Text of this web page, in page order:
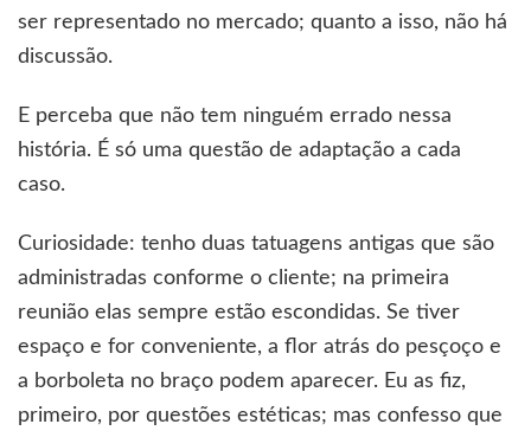
ser representado no mercado; quanto a isso, não há
discussão.
E perceba que não tem ninguém errado nessa
história. É só uma questão de adaptação a cada
caso.
Curiosidade: tenho duas tatuagens antigas que são
administradas conforme o cliente; na primeira
reunião elas sempre estão escondidas. Se tiver
espaço e for conveniente, a flor atrás do pesçoço e
a borboleta no braço podem aparecer. Eu as fiz,
primeiro, por questões estéticas; mas confesso que